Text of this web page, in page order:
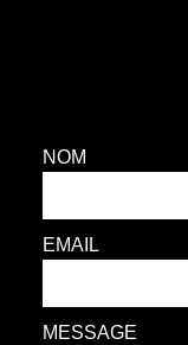
NOM
EMAIL
MESSAGE